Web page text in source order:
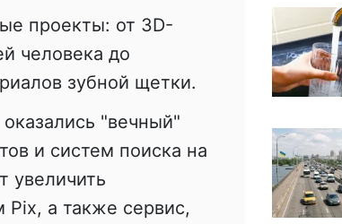
проекты: от 3D-
человека до
зубной щетки.
"вечный"
и систем поиска на
увеличить
Pix, а также сервис,